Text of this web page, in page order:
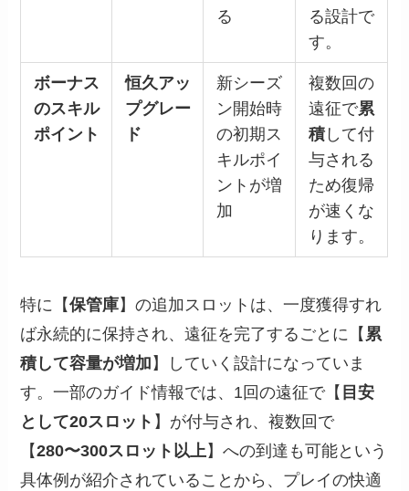
る
る設計で
す。
ボーナス
のスキル
ポイント
恒久アッ
プグレー
ド
新シーズ
ン開始時
の初期ス
キルポイ
ントが増
加
複数回の
遠征で累
積して付
与される
ため復帰
が速くな
ります。
特に【保管庫】の追加スロットは、一度獲得すれ
ば永続的に保持され、遠征を完了するごとに【 累
積して容量が増加 】していく設計になっていま
す。一部のガイド情報では、1回の遠征で【 目安
として20スロット 】が付与され、複数回で
【280〜300スロット以上】への到達も可能という
具体例が紹介されていることから、プレイの快適